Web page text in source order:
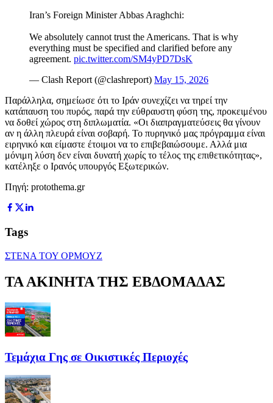
Iran’s Foreign Minister Abbas Araghchi:
We absolutely cannot trust the Americans. That is why
everything must be specified and clarified before any
agreement. pic.twitter.com/SM4yPD7DsK
— Clash Report (@clashreport) May 15, 2026
Παράλληλα, σημείωσε ότι το Ιράν συνεχίζει να τηρεί την
κατάπαυση του πυρός, παρά την εύθραυστη φύση της, προκειμένου
να δοθεί χώρος στη διπλωματία. «Οι διαπραγματεύσεις θα γίνουν
αν η άλλη πλευρά είναι σοβαρή. Το πυρηνικό μας πρόγραμμα είναι
ειρηνικό και είμαστε έτοιμοι να το επιβεβαιώσουμε. Αλλά μια
μόνιμη λύση δεν είναι δυνατή χωρίς το τέλος της επιθετικότητας»,
κατέληξε ο Ιρανός υπουργός Εξωτερικών.
Πηγή: protothema.gr
Tags
ΣΤΕΝΑ ΤΟΥ ΟΡΜΟΥΖ
ΤΑ ΑΚΙΝΗΤΑ ΤΗΣ ΕΒΔΟΜΑΔΑΣ
Τεμάχια Γης σε Οικιστικές Περιοχές